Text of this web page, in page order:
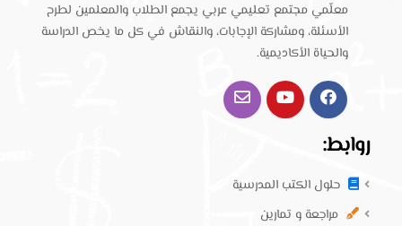
معلّمي مجتمع تعليمي عربي يجمع الطلاب والمعلمين لطرح
الأسئلة، ومشاركة الإجابات، والنقاش في كل ما يخص الدراسة
والحياة الأكاديمية.
روابط:
حلول الكتب المدرسية
مراجعة و تمارين